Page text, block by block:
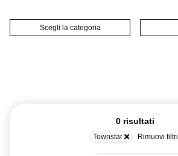
Scegli la categoria
0 risultati
Townstar Rimuovi filtri